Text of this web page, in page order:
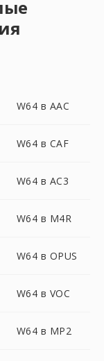
W64 в AAC
W64 в CAF
W64 в AC3
W64 в M4R
W64 в OPUS
W64 в VOC
W64 в MP2